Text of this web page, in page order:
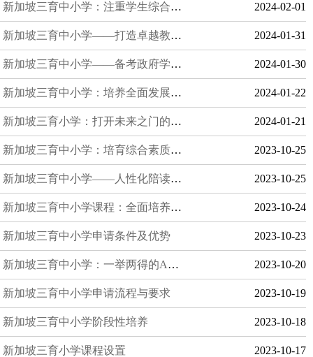
新加坡三育中小学：注重学生综合素质发展 2024-02-01
新加坡三育中小学——打造卓越教育的师资团队 2024-01-31
新加坡三育中小学——备考政府学校最佳过渡之选 2024-01-30
新加坡三育中小学：培养全面发展的学生 2024-01-22
新加坡三育小学：打开未来之门的留学机会 2024-01-21
新加坡三育中小学：培育综合素质的卓越教育 2023-10-25
新加坡三育中小学——人性化陪读政策 2023-10-25
新加坡三育中小学课程：全面培养，绽放才华 2023-10-24
新加坡三育中小学申请条件及优势 2023-10-23
新加坡三育中小学：一举两得的AEIS备考之选 2023-10-20
新加坡三育中小学申请流程与要求 2023-10-19
新加坡三育中小学阶段性培养 2023-10-18
新加坡三育小学课程设置 2023-10-17
《2026招生手册电子版》
Official Admission Manual
获取验证码
立即获取
留学小助手